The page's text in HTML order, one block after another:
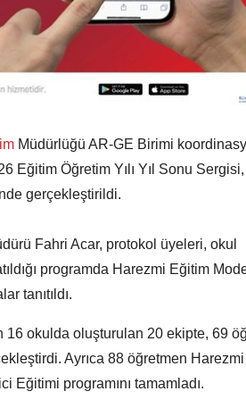
Müdürlüğü AR-GE Birimi
Eğitim Öğretim Yılı Yıl Sonu
gerçekleştirildi.
Fahri Acar, protokol üyeleri, okul
programda Harezmi Eğitim
tanıtıldı.
16 okulda oluşturulan 20 ekipte, 69
Ayrıca 88 öğretmen Harezmi
Eğitimi programını tamamladı.